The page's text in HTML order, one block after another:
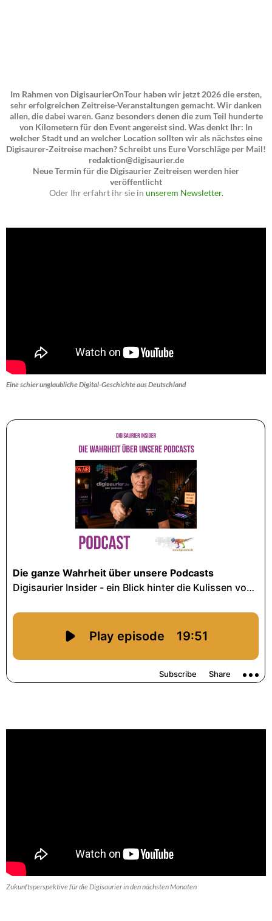
Im Rahmen von DigisaurierOnTour haben wir jetzt 2026 die ersten,
sehr erfolgreichen Zeitreise-Veranstaltungen gemacht. Wir danken
allen, die dabei waren. Ganz besonders denen die zum Teil hunderte
von Kilometern für den Event angereist sind. Was denkt Ihr: In
welcher Stadt und an welcher Location sollten wir als nächstes eine
Digisaurer-Zeitreise machen? Schreibt uns Eure Vorschläge per Mail!
redaktion@digisaurier.de
Neue Termin für die Digisaurier Zeitreisen werden hier
veröffentlicht
Oder Ihr erfahrt ihr sie in unserem Newsletter.
Eine schier unglaubliche Digital-Geschichte aus Deutschland
Zukunftsperspektive für die Digisaurier in den nächsten Monaten